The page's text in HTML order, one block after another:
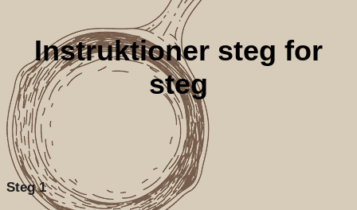
Instruktioner steg for
steg
Steg 1